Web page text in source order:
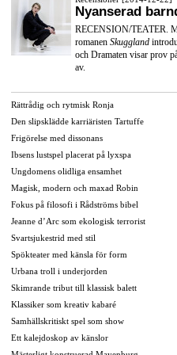
Nyanserad
RECENSION/TEATER.
romanen Skuggland
och Dramaten visar prov
av.
Rättrådig och rytmisk Ronja
Den slipsklädde karriäristen Tartuffe
Frigörelse med dissonans
Ibsens lustspel placerat på lyxspa
Ungdomens olidliga ensamhet
Magisk, modern och maxad Robin
Fokus på filosofi i Rådströms bibel
Jeanne d’Arc som ekologisk terrorist
Svartsjukestrid med stil
Spökteater med känsla för form
Urbana troll i underjorden
Skimrande tribut till klassisk balett
Klassiker som kreativ kabaré
Samhällskritiskt spel som show
Ett kalejdoskop av känslor